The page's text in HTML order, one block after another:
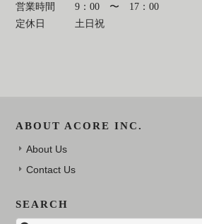
営業時間
9：00 〜 17：00
定休日
土日祝
ABOUT ACORE INC.
About Us
Contact Us
SEARCH